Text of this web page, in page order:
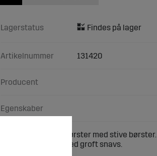
Lagerstatus
Artikelnummer 131420
Producent
Egenskaber
Stålramme med 4 børster med stive børster.
Egnet til uøm sko med groft snavs.